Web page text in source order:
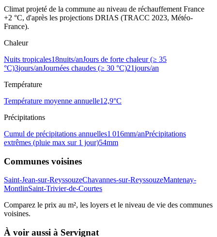
Climat projeté de la commune au niveau de réchauffement France
+2 °C, d'après les projections DRIAS (TRACC 2023, Météo-
France).
Chaleur
Nuits tropicales18nuits/anJours de forte chaleur (≥ 35
°C)3jours/anJournées chaudes (≥ 30 °C)21jours/an
Température
Température moyenne annuelle12,9°C
Précipitations
Cumul de précipitations annuelles1 016mm/anPrécipitations
extrêmes (pluie max sur 1 jour)54mm
Communes voisines
Saint-Jean-sur-ReyssouzeChavannes-sur-ReyssouzeMantenay-
MontlinSaint-Trivier-de-Courtes
Comparez le prix au m², les loyers et le niveau de vie des communes
voisines.
À voir aussi à Servignat